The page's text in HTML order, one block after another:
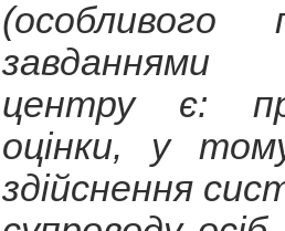
(особливого
завданнями
центру є:
оцінки, у
здійснення